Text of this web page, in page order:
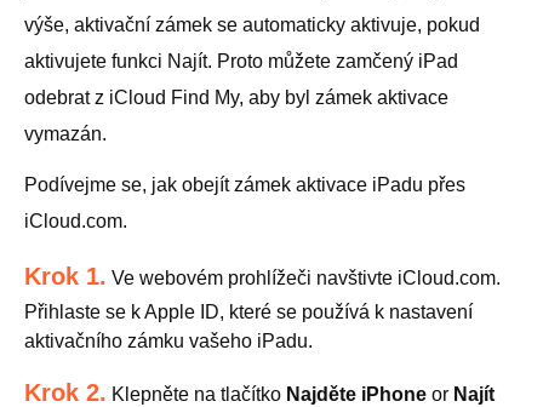
výše, aktivační zámek se automaticky aktivuje, pokud
aktivujete funkci Najít. Proto můžete zamčený iPad
odebrat z iCloud Find My, aby byl zámek aktivace
vymazán.
Podívejme se, jak obejít zámek aktivace iPadu přes
iCloud.com.
Krok 1. Ve webovém prohlížeči navštivte iCloud.com.
Přihlaste se k Apple ID, které se používá k nastavení
aktivačního zámku vašeho iPadu.
Krok 2. Klepněte na tlačítko Najděte iPhone or Najít